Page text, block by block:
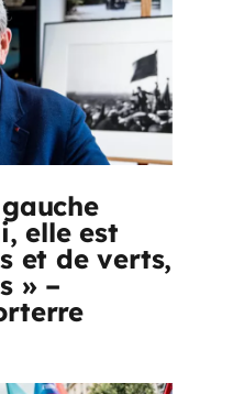
elle est
et de verts,
» –